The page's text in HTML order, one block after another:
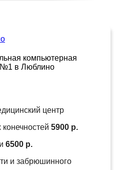
центр
5900 р.
6500 р.
и забрюшинного